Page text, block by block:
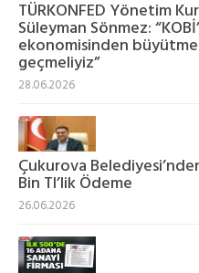
TÜRKONFED Yönetim
Süleyman Sönmez:
ekonomisinden
geçmeliyiz”
28.06.2026
Çukurova
Bin Tl’lik Ödeme
26.06.2026